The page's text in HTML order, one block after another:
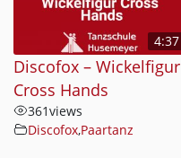
4:37
Discofox – Wickelfigur
Cross Hands
361views
Discofox,Paartanz